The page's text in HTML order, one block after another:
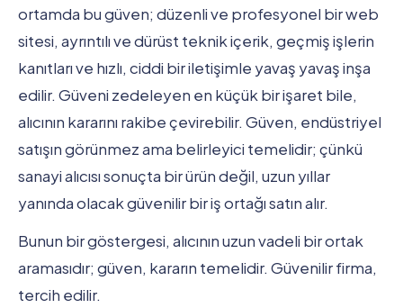
ortamda bu güven; düzenli ve profesyonel bir web
sitesi, ayrıntılı ve dürüst teknik içerik, geçmiş işlerin
kanıtları ve hızlı, ciddi bir iletişimle yavaş yavaş inşa
edilir. Güveni zedeleyen en küçük bir işaret bile,
alıcının kararını rakibe çevirebilir. Güven, endüstriyel
satışın görünmez ama belirleyici temelidir; çünkü
sanayi alıcısı sonuçta bir ürün değil, uzun yıllar
yanında olacak güvenilir bir iş ortağı satın alır.
Bunun bir göstergesi, alıcının uzun vadeli bir ortak
aramasıdır; güven, kararın temelidir. Güvenilir firma,
tercih edilir.